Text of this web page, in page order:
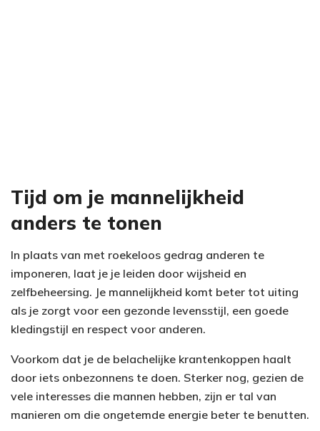
Tijd om je mannelijkheid
anders te tonen
In plaats van met roekeloos gedrag anderen te
imponeren, laat je je leiden door wijsheid en
zelfbeheersing. Je mannelijkheid komt beter tot uiting
als je zorgt voor een gezonde levensstijl, een goede
kledingstijl en respect voor anderen.
Voorkom dat je de belachelijke krantenkoppen haalt
door iets onbezonnens te doen. Sterker nog, gezien de
vele interesses die mannen hebben, zijn er tal van
manieren om die ongetemde energie beter te benutten.